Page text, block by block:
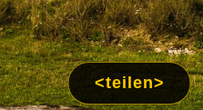
<teilen>